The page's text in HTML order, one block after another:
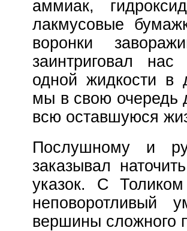
аммиак,
лакмусовые
воронки
заинтриговал
одной жидкости в
мы в свою очередь
всю оставшуюся
Послушному и
заказывал
указок. С
неповоротливый
вершины сложного